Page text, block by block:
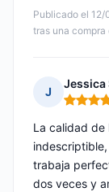
Publicado el
tras una
J
Jessica
Nota: 5
La calidad de
trabaja
dos veces y